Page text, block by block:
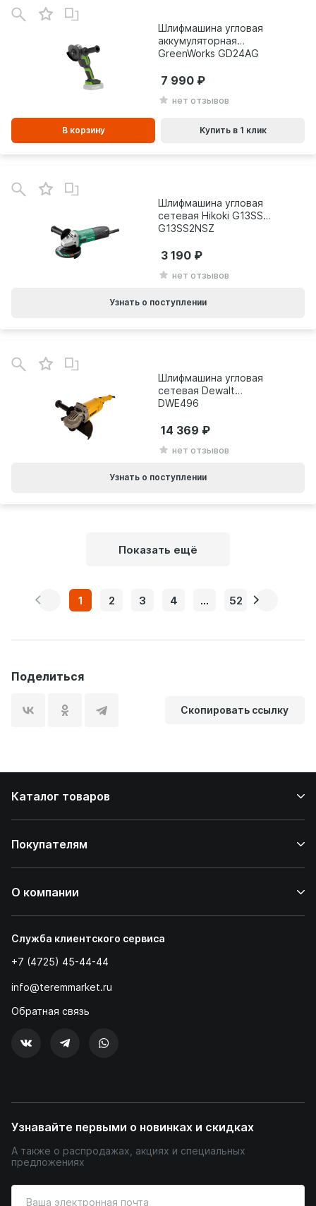
Шлифмашина угловая
аккумуляторная
GreenWorks GD24AG
нет отзывов
7 990
В корзину Купить в 1 клик
Шлифмашина угловая
сетевая Hikoki G13SS2
G13SS2NSZ
нет отзывов
3 190
Узнать о поступлении
Шлифмашина угловая
сетевая Dewalt
DWE496
нет отзывов
14 369
Узнать о поступлении
Показать ещё
1 2 3 4 ... 52
Поделиться
Скопировать ссылку
Каталог товаров
Покупателям
О компании
Служба клиентского сервиса
+7 (4725) 45-44-44
info@teremmarket.ru
Обратная связь
Узнавайте первыми о новинках и скидках
А также о распродажах, акциях и специальных
предложениях